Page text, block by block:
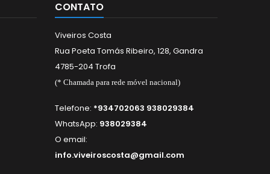
CONTATO
Viveiros Costa
Rua Poeta Tomás Ribeiro, 128, Gandra
4785-204 Trofa
(* Chamada para rede móvel nacional)
Telefone: *934702063 938029384
WhatsApp: 938029384
O email:
info.viveiroscosta@gmail.com